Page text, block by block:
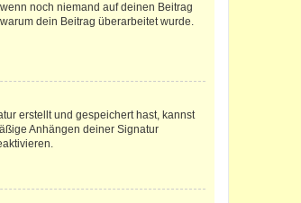
noch niemand auf deinen Beitrag
dein Beitrag überarbeitet wurde.
erstellt und gespeichert hast, kannst
Anhängen deiner Signatur